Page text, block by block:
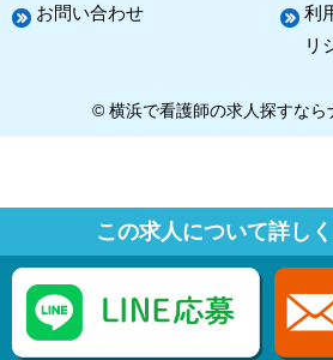
お問い合わせ
利
リ
© 横浜で看護師の求人探すなら
この求人について詳し